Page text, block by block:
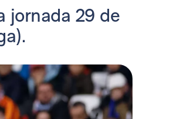
jornada 29 de